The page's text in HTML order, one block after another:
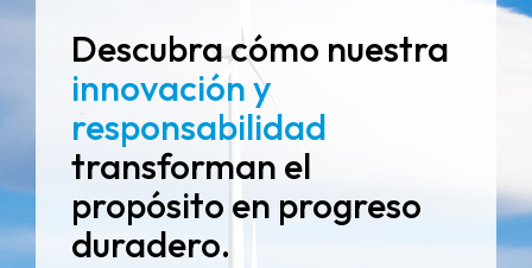
Descubra cómo nuestra
innovación y
responsabilidad
transforman el
propósito en progreso
duradero.